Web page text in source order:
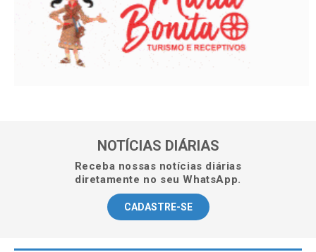
NOTÍCIAS DIÁRIAS
Receba nossas notícias diárias
diretamente no seu WhatsApp.
CADASTRE-SE